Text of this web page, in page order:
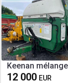
Keenan
12 000 EUR